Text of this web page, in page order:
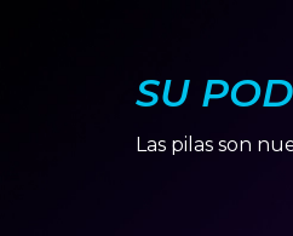
SU
Las pilas son